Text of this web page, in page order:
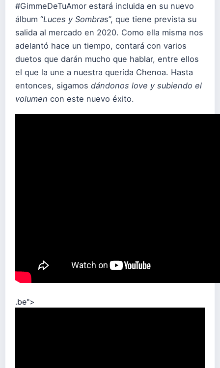
#GimmeDeTuAmor estará incluida en su nuevo
álbum “Luces y Sombras”, que tiene prevista su
salida al mercado en 2020. Como ella misma nos
adelantó hace un tiempo, contará con varios
duetos que darán mucho que hablar, entre ellos
el que la une a nuestra querida Chenoa. Hasta
entonces, sigamos dándonos love y subiendo el
volumen con este nuevo éxito.
.be">